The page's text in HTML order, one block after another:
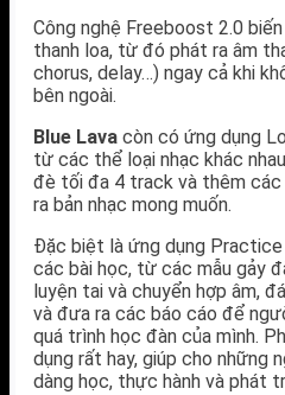
Công nghệ Freeboost 2.0
thanh loa, từ đó phát ra âm
chorus, delay…) ngay cả khi
bên ngoài.
Blue Lava còn có ứng dụng
từ các thể loại nhạc khác
đè tối đa 4 track và thêm
ra bản nhạc mong muốn.
Đặc biệt là ứng dụng
các bài học, từ các mẫu gảy
luyện tai và chuyển hợp âm,
và đưa ra các báo cáo để
quá trình học đàn của mình.
dụng rất hay, giúp cho những
dàng học, thực hành và phát